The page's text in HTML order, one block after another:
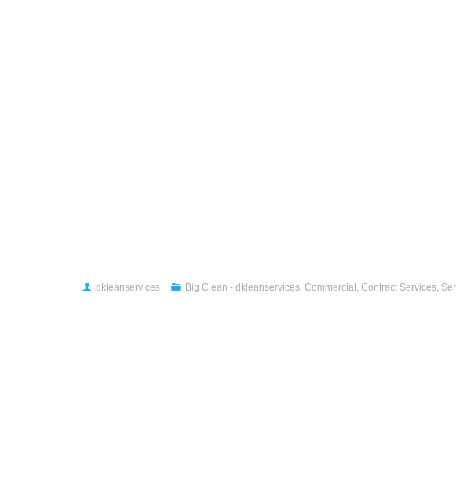
dkleanservices Big Clean - dkleanservices, Commercial , Contract Services,